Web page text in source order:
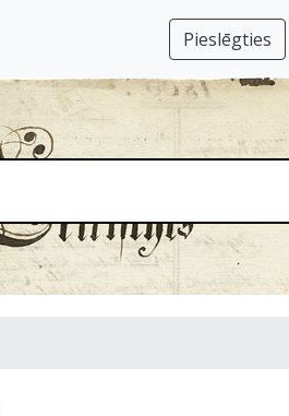
Pieslēgties